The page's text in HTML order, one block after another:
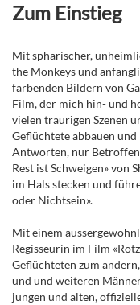
Zum Einstieg
Mit sphärischer,
the Monkeys und
färbenden Bildern von
Film, der mich hin- und
vielen traurigen Szenen
Geflüchtete abbauen
Antworten, nur
Rest ist Schweigen» von
im Hals stecken und
oder Nichtsein».
Mit einem
Regisseurin im Film
Geflüchteten zum
und und weiteren
jungen und alten,